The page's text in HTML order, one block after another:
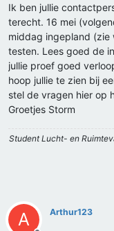
Ik ben jullie
terecht. 16 mei
middag ingepland (zie
testen. Lees goed de
jullie proef goed
hoop jullie te zien bij
stel de vragen hier op
Groetjes Storm
Student Lucht- en
A Arthur123